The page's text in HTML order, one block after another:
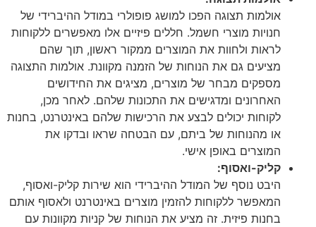
אולמות תצוגה הפכו למושג פופולרי במודל ההיברידי של
חנויות מוצרי חשמל. חללים פיזיים אלו מאפשרים ללקוחות
לראות ולחוות את המוצרים ממקור ראשון, תוך שהם
מציעים גם את הנוחות של הזמנה מקוונת. אולמות התצוגה
מספקים מבחר של מוצרים, מציגים את החידושים
האחרונים ומדגישים את התכונות שלהם. לאחר מכן,
לקוחות יכולים לבצע את הרכישות שלהם באינטרנט, בחנות
או מהנוחות של ביתם, עם הבטחה שראו ובדקו את
המוצרים באופן אישי.
קליק-ואסוף:
היבט נוסף של המודל ההיברידי הוא שירות קליק-ואסוף,
המאפשר ללקוחות להזמין מוצרים באינטרנט ולאסוף אותם
בחנות פיזית. זה מציע את הנוחות של קניות מקוונות עם